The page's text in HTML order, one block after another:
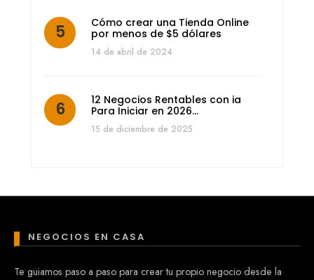
Cómo crear una Tienda Online
por menos de $5 dólares
14 de abril de 2024
12 Negocios Rentables con ia
Para Iniciar en 2026…
15 de diciembre de 2025
NEGOCIOS EN CASA
Te guiamos paso a paso para crear tu propio negocio desde la